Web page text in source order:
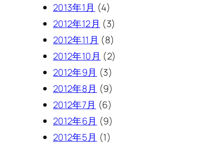
2013年1月 (4)
2012年12月 (3)
2012年11月 (8)
2012年10月 (2)
2012年9月 (3)
2012年8月 (9)
2012年7月 (6)
2012年6月 (9)
2012年5月 (1)